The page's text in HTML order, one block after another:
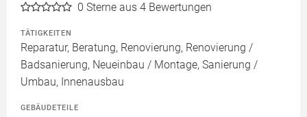
0 Sterne aus 4 Bewertungen
TÄTIGKEITEN
Reparatur, Beratung, Renovierung, Renovierung /
Badsanierung, Neueinbau / Montage, Sanierung /
Umbau, Innenausbau
GEBÄUDETEILE